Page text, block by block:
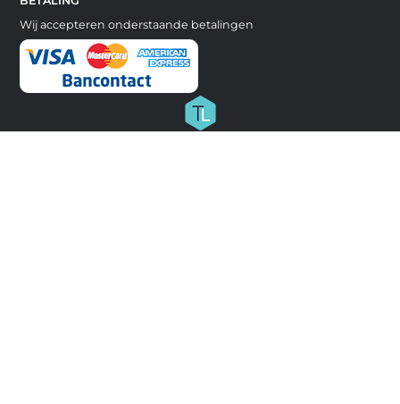
Wij accepteren onderstaande betalingen